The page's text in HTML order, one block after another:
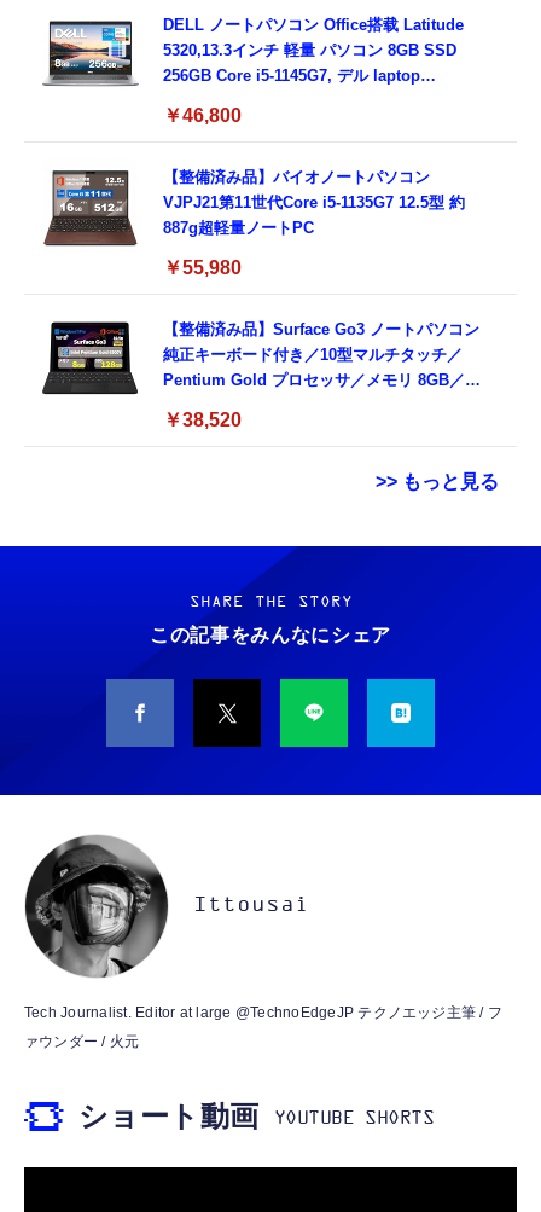
DELL ノートパソコン Office搭载 Latitude
5320,13.3インチ 軽量 パソコン 8GB SSD
256GB Core i5-1145G7, デル laptop
ド付き (整備済み品)
￥46,800
【整備済み品】バイオノートパソコン
VJPJ21第11世代Core i5-1135G7 12.5型 約
887g超軽量ノートPC
￥55,980
【整備済み品】Surface Go3 ノートパソコン
純正キーボード付き／10型マルチタッチ／
Pentium Gold プロセッサ／メモリ 8GB／
Bluetooth5.0／USB-C／1080p顔認証カメラ
￥38,520
>> もっと見る
Grithope イヤホン タイプC【2026新モデル
耐久性】 有線イヤホン マイク付き HiFi音質
ノイズ低減 重低音 遅延なし
￥949
タイプc 寝ホンイヤホン 寝ホン type-c 有線
睡眠用イヤホン 【音質強化バージョン
￥2,199
MFi認証 【ハイレゾ音質】 内蔵DAC 遅延な
し 48ビット/96KHz 音量調節対応
【HIFI音質】iphone イヤホンジャック ライ
￥999
霊界コミュニケーションロボット BAKETAN
WARASHI ばけたん ワラシ 改 KAI
￥5,400
M10SR AIペット（コミュニケーションロボッ
ト）
ット）
￥53,900
霊界コミュニケーションロボット BAKETAN
ジングベース付き ロペット 充電ベース付き
SHARE THE STORY
この記事をみんなにシェア
Ittousai
Tech Journalist. Editor at large @TechnoEdgeJP テクノエッジ主筆 / フ
ァウンダー / 火元
ショート動画